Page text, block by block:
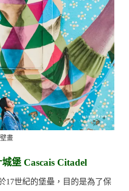
畫
堡 Cascais Citadel
17世紀的堡壘，目的是為了保